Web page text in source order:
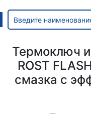
Термоключ
ROST
смазка с